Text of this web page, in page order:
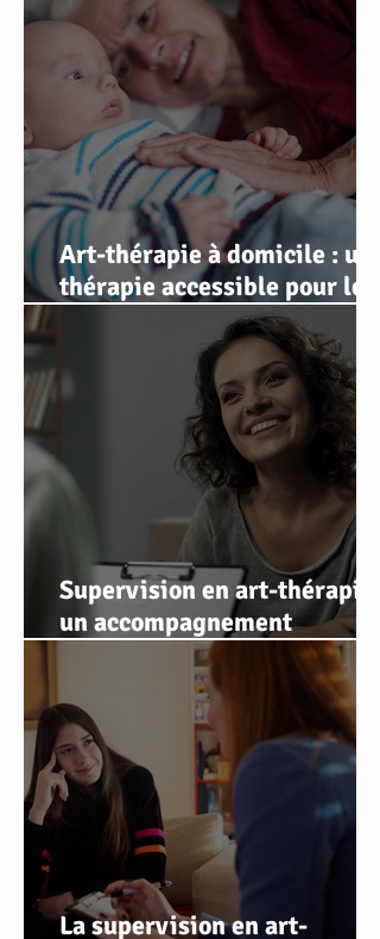
Art-thérapie à domicile : une
thérapie accessible pour les
personnes qui ne peuvent
pas se déplacer
Supervision en art-thérapie :
un accompagnement
professionnel pour soutenir,
affiner et sécuriser votre
pratique
La supervision en art-